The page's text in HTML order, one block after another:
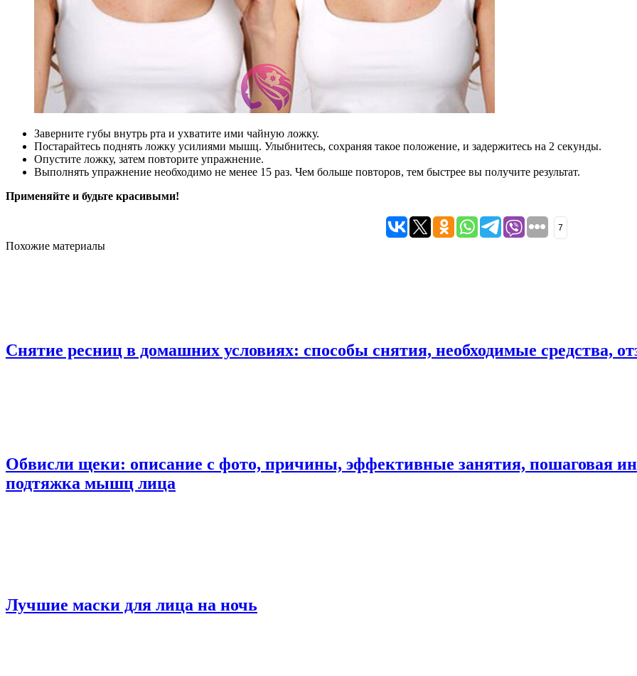
Заверните губы внутрь рта и ухватите ими чайную ложку.
Постарайтесь поднять ложку усилиями мышц. Улыбнитесь, сохраняя такое положение, и задержитесь на 2 секунды.
Опустите ложку, затем повторите упражнение.
Выполнять упражнение необходимо не менее 15 раз. Чем больше повторов, тем быстрее вы получите результат.
Применяйте и будьте красивыми!
7
Похожие материалы
Снятие ресниц в домашних условиях: способы снятия, необходимые средства,
Обвисли щеки: описание с фото, причины, эффективные занятия, пошаговая
подтяжка мышц лица
Лучшие маски для лица на ночь